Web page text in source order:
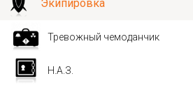
Экипировка
Тревожный чемоданчик
Н.А.З.